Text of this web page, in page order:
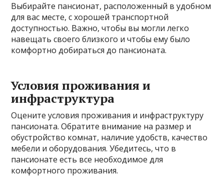
Выбирайте пансионат, расположенный в удобном
для вас месте, с хорошей транспортной
доступностью. Важно, чтобы вы могли легко
навещать своего близкого и чтобы ему было
комфортно добираться до пансионата.
Условия проживания и
инфраструктура
Оцените условия проживания и инфраструктуру
пансионата. Обратите внимание на размер и
обустройство комнат, наличие удобств, качество
мебели и оборудования. Убедитесь, что в
пансионате есть все необходимое для
комфортного проживания.